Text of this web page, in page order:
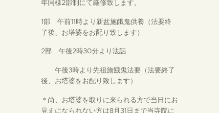
年同様2部制にて厳修致します。
1部 午前11時より新盆施餓鬼供養（法要終
了後、お塔婆をお配り致します）
2部 午後2時30分より法話
午後3時より先祖施餓鬼法要（法要終了
後、お塔婆をお配り致します）
＊尚、お塔婆を取りに来られる方で当日にお
見えになられない方は8月31日まで当寺院に